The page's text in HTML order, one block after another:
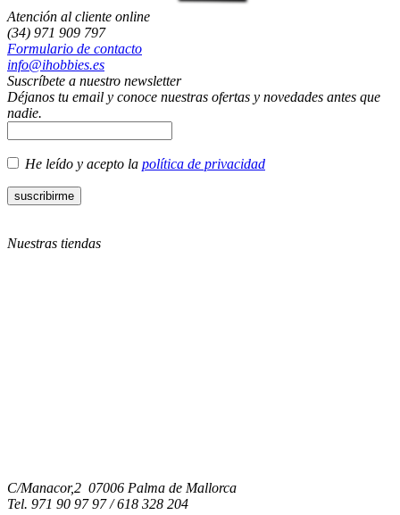
Atención al cliente online
(34) 971 909 797
Formulario de contacto
info@ihobbies.es
Suscríbete a nuestro newsletter
Déjanos tu email y conoce nuestras ofertas y novedades antes que
nadie.
He leído y acepto la política de privacidad
Nuestras tiendas
C/Manacor,2 07006 Palma de Mallorca
Tel. 971 90 97 97 / 618 328 204